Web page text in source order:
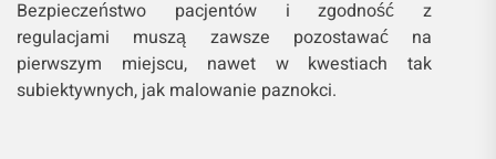
Bezpieczeństwo pacjentów i zgodność z
regulacjami muszą zawsze pozostawać na
pierwszym miejscu, nawet w kwestiach tak
subiektywnych, jak malowanie paznokci.